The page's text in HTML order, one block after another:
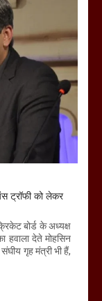
ट्रॉफी को लेकर
बोर्ड के अध्यक्ष
हवाला देते मोहसिन
गृह मंत्री भी हैं,